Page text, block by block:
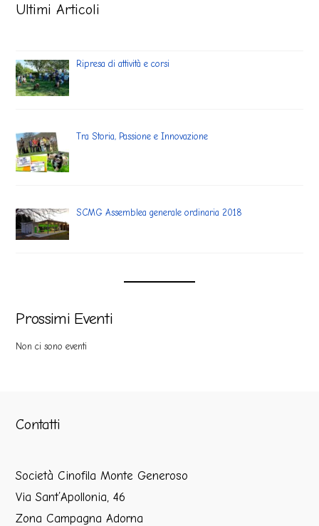
Ultimi Articoli
Ripresa di attività e corsi
Tra Storia, Passione e Innovazione
SCMG Assemblea generale ordinaria 2018
Prossimi Eventi
Non ci sono eventi
Contatti
Società Cinofila Monte Generoso
Via Sant’Apollonia, 46
Zona Campagna Adorna